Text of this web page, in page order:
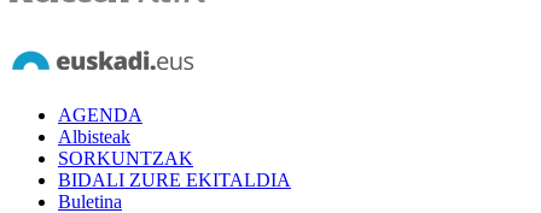
AGENDA
Albisteak
SORKUNTZAK
BIDALI ZURE EKITALDIA
Buletina